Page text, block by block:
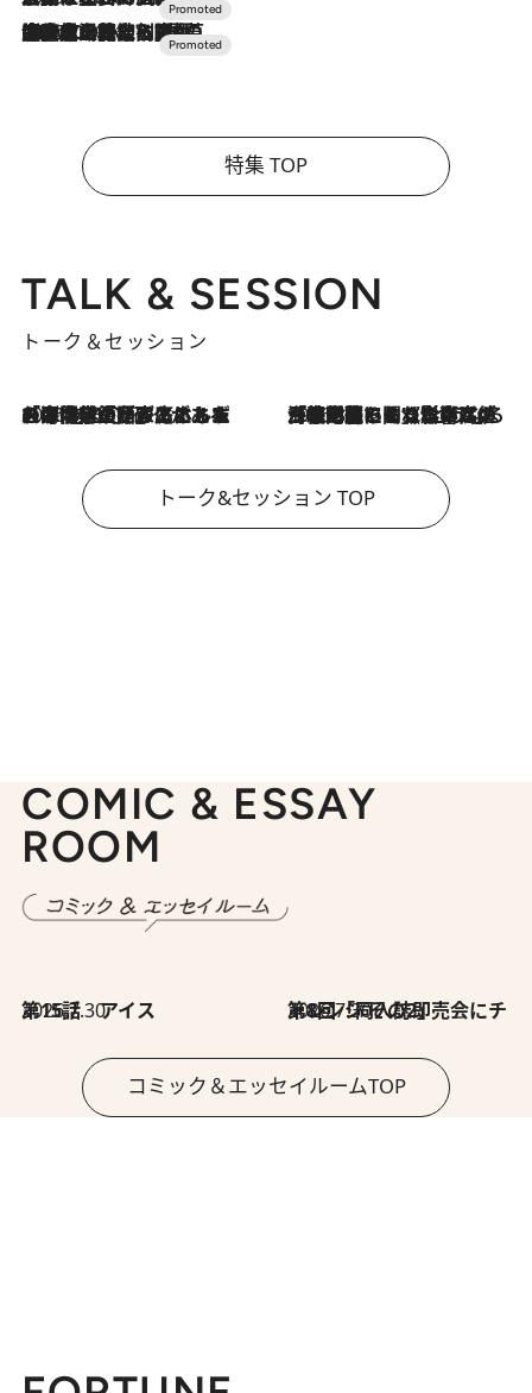
2026.7.10
NEW OPEN！【界 草津】名湯の地に誕生。趣の異なる2種の温泉と上州ならではの会席・蕎麦割烹など美食を味わう究極の癒やし旅
特集 TOP
TALK & SESSION
トーク＆セッション
2026.8.3
「今後値上げがあるとすれば…」「リスクがあるのは今年の冬」エネルギー専門家が語る、ホルムズ海峡封鎖が家庭にもたらす“ある心配” 2026.8.3
「住宅建てられない…」「サーチャージ料の高値が続いている」ホルムズ海峡封鎖による影響はいつまで続く？《エネルギー専門家に聞く“どうなる日本の暮らし”》
トーク&セッション TOP
COMIC & ESSAY
ROOM
2026.7.30
第15話 アイス 2026.7.30
第8回「同人誌即売会にチャレンジ その2」
コミック＆エッセイルームTOP